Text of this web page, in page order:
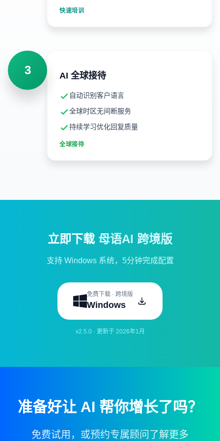
快速培训
3 AI 全球接待
自动识别客户语言
全球时区无间断服务
持续学习优化回复质量
全球接待
立即下载 母语AI 跨境版
支持 Windows 系统，5分钟完成配置
免费下载 · 跨境版
Windows
v2.5.0 · 更新于 2026年1月
准备好让 AI 帮你增长了吗？
免费试用，或预约专属顾问了解更多